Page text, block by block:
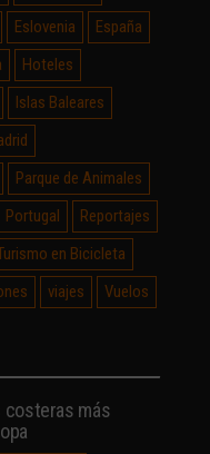
Eslovenia
España
Hoteles
Islas Baleares
Parque de Animales
Portugal
Reportajes
en Bicicleta
viajes Vuelos
costeras más